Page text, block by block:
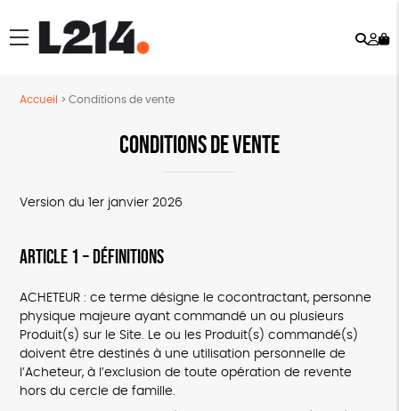
menu
Accueil > Conditions de vente
CONDITIONS DE VENTE
Version du 1er janvier 2026
ARTICLE 1 – DÉFINITIONS
ACHETEUR : ce terme désigne le cocontractant, personne
physique majeure ayant commandé un ou plusieurs
Produit(s) sur le Site. Le ou les Produit(s) commandé(s)
doivent être destinés à une utilisation personnelle de
l’Acheteur, à l’exclusion de toute opération de revente
hors du cercle de famille.